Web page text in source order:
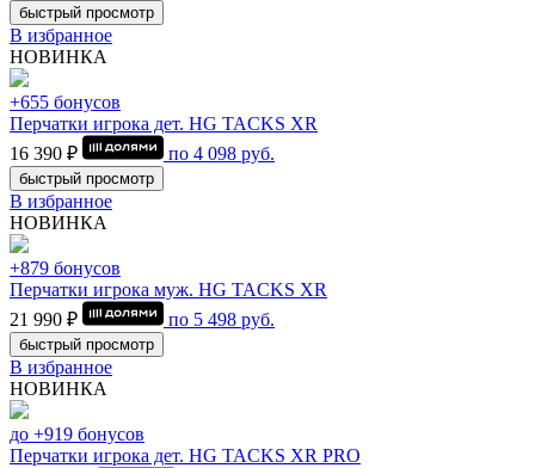
быстрый просмотр
В избранное
НОВИНКА
+655 бонусов
Перчатки игрока дет. HG TACKS XR
16 390 ₽
по 4 098 руб.
быстрый просмотр
В избранное
НОВИНКА
+879 бонусов
Перчатки игрока муж. HG TACKS XR
21 990 ₽
по 5 498 руб.
быстрый просмотр
В избранное
НОВИНКА
до +919 бонусов
Перчатки игрока дет. HG TACKS XR PRO